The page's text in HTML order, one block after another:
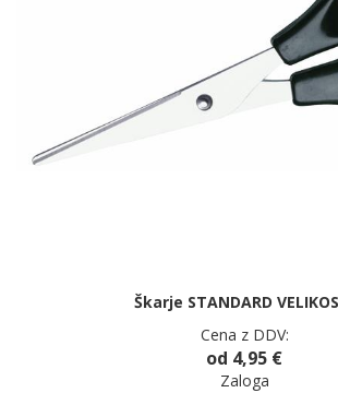
Škarje STANDARD
Cena z DDV:
od 4,95 €
Zaloga